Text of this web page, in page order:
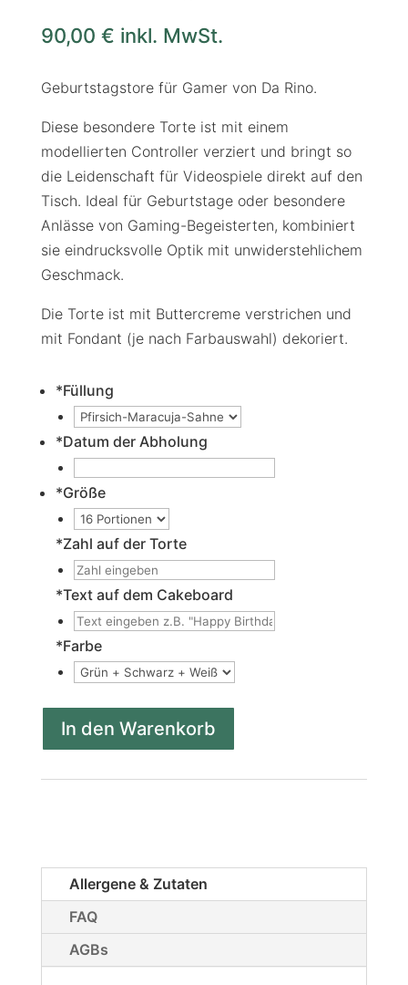
90,00 € inkl. MwSt.
Geburtstagstore für Gamer von Da Rino.
Diese besondere Torte ist mit einem
modellierten Controller verziert und bringt so
die Leidenschaft für Videospiele direkt auf den
Tisch. Ideal für Geburtstage oder besondere
Anlässe von Gaming-Begeisterten, kombiniert
sie eindrucksvolle Optik mit unwiderstehlichem
Geschmack.
Die Torte ist mit Buttercreme verstrichen und
mit Fondant (je nach Farbauswahl) dekoriert.
*Füllung
*Datum der Abholung
*Größe
*Zahl auf der Torte
*Text auf dem Cakeboard
*Farbe
In den Warenkorb
Allergene & Zutaten
FAQ
AGBs